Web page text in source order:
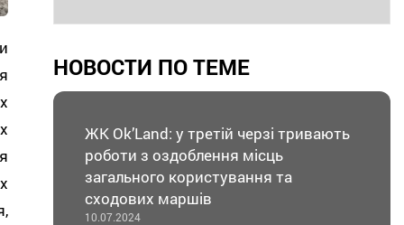
НОВОСТИ ПО ТЕМЕ
ЖК Ok’Land: у третій черзі тривають
роботи з оздоблення місць
загального користування та
сходових маршів
10.07.2024